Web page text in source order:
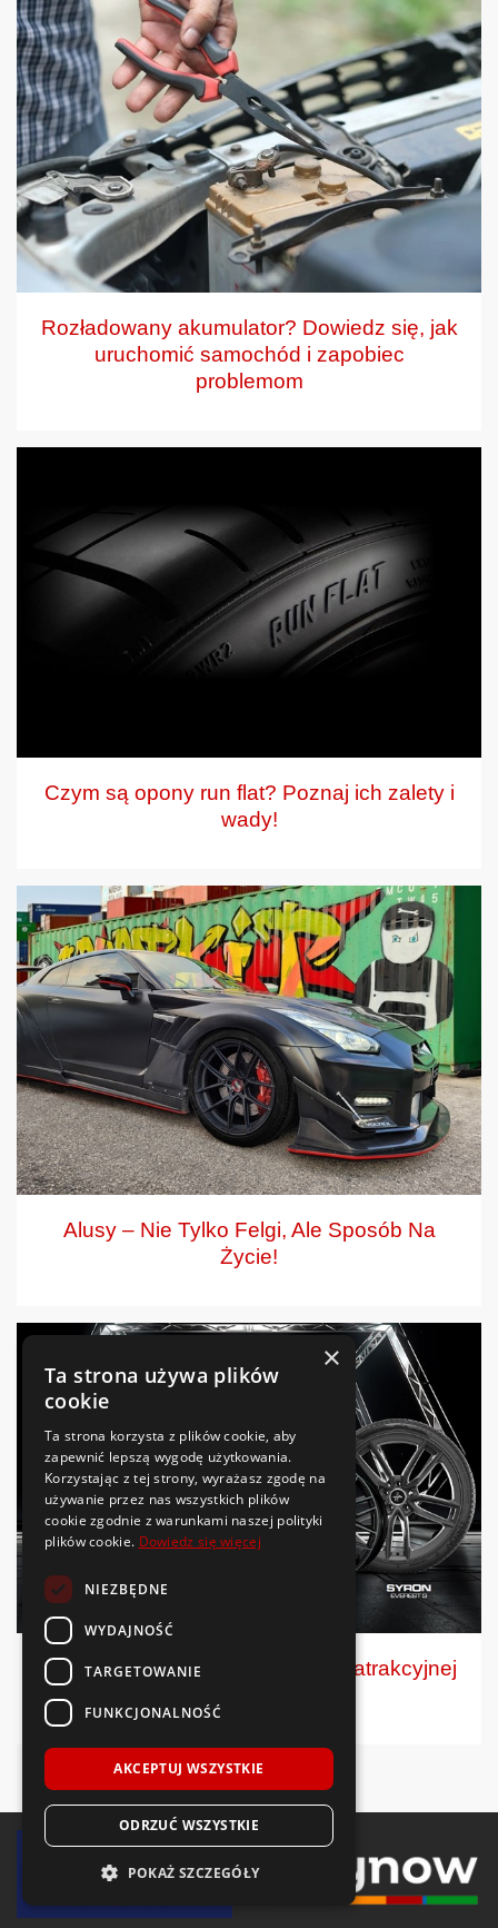
Rozładowany akumulator? Dowiedz się, jak
uruchomić samochód i zapobiec
problemom
Czym są opony run flat? Poznaj ich zalety i
wady!
Alusy – Nie Tylko Felgi, Ale Sposób Na
Życie!
Berlin Tires: niemieckie opony w atrakcyjnej
×
Ta strona używa plików
cookie
Ta strona korzysta z plików cookie, aby
zapewnić lepszą wygodę użytkowania.
Korzystając z tej strony, wyrażasz zgodę na
używanie przez nas wszystkich plików
cookie zgodnie z warunkami naszej polityki
plików cookie. Dowiedz się więcej
NIEZBĘDNE
WYDAJNOŚĆ
TARGETOWANIE
FUNKCJONALNOŚĆ
AKCEPTUJ WSZYSTKIE
ODRZUĆ WSZYSTKIE
POKAŻ SZCZEGÓŁY